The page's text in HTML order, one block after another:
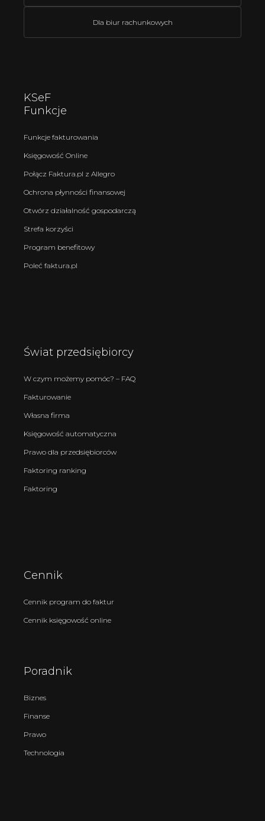
Dla biur rachunkowych
KSeF
Funkcje
Funkcje fakturowania
Księgowość Online
Połącz Faktura.pl z Allegro
Ochrona płynności finansowej
Otwórz działalność gospodarczą
Strefa korzyści
Program benefitowy
Poleć faktura.pl
Świat przedsiębiorcy
W czym możemy pomóc? – FAQ
Fakturowanie
Własna firma
Księgowość automatyczna
Prawo dla przedsiębiorców
Faktoring ranking
Faktoring
Cennik
Cennik program do faktur
Cennik księgowość online
Poradnik
Biznes
Finanse
Prawo
Technologia